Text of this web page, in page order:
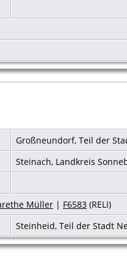
Großneundorf, Teil der
Steinach, Landkreis
Müller | F6583 (RELI)
Steinheid, Teil der Stadt